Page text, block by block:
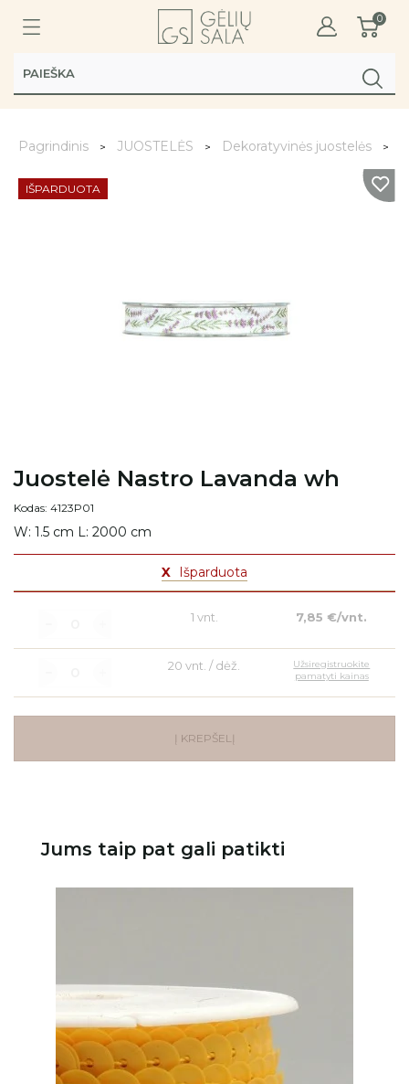
0
Pagrindinis JUOSTELĖS Dekoratyvinės juostelės
IŠPARDUOTA
Juostelė Nastro Lavanda wh
Kodas: 4123P01
W: 1.5 cm L: 2000 cm
X Išparduota
1 vnt. 7,85 €/vnt.
20 vnt. / dėž.
Užsiregistruokite
pamatyti kainas
Į KREPŠELĮ
Jums taip pat gali patikti